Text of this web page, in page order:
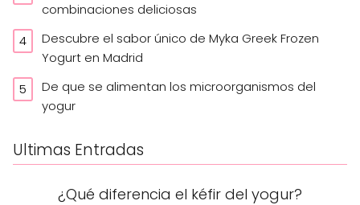
combinaciones deliciosas
Descubre el sabor único de Myka Greek Frozen
Yogurt en Madrid
De que se alimentan los microorganismos del
yogur
Ultimas Entradas
¿Qué diferencia el kéfir del yogur?